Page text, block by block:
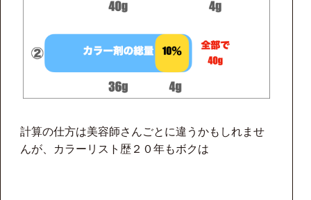
計算の仕方は美容師さんごとに違うかもしれませ
んが、カラーリスト歴２０年もボクは